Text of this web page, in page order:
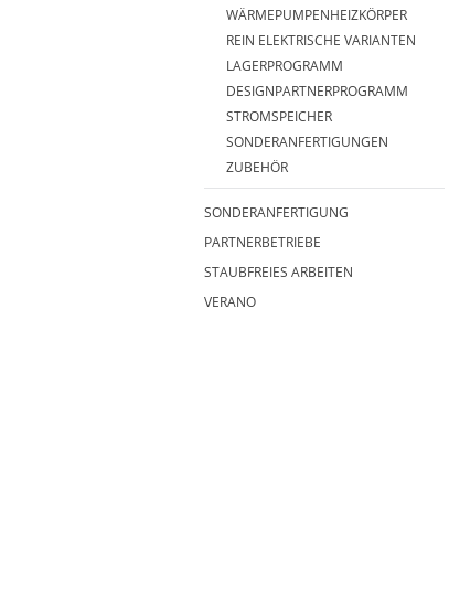
WÄRMEPUMPENHEIZKÖRPER
REIN ELEKTRISCHE VARIANTEN
LAGERPROGRAMM
DESIGNPARTNERPROGRAMM
STROMSPEICHER
SONDERANFERTIGUNGEN
ZUBEHÖR
SONDERANFERTIGUNG
PARTNERBETRIEBE
STAUBFREIES ARBEITEN
VERANO